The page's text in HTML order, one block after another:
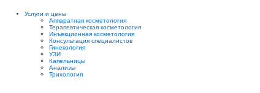
Услуги и цены
Аппаратная косметология
Терапевтическая косметология
Инъекционная косметология
Консультация специалистов
Гинекология
УЗИ
Капельницы
Анализы
Трихология